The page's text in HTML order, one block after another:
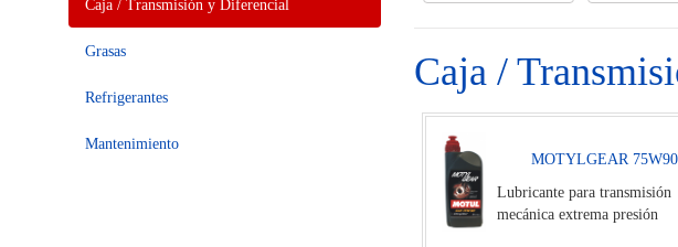
Caja /
MOTYLGEAR 75W90
Lubricante para transmisión
mecánica extrema presión
Caja / Transmisión y Diferencial
Grasas
Refrigerantes
Mantenimiento